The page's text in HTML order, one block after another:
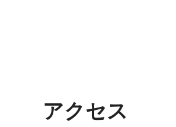
アクセス